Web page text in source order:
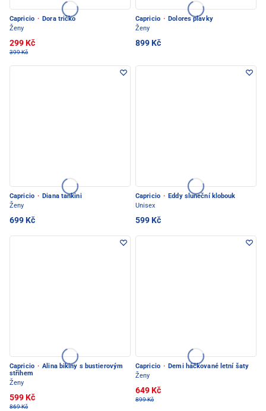
Capricio · Dora tričko
Ženy
299 Kč
399 Kč
Capricio · Dolores plavky
Ženy
899 Kč
Capricio · Diana tankini
Ženy
699 Kč
Capricio · Eddy sluneční klobouk
Unisex
599 Kč
Capricio · Alina bikiny s bustierovým
střihem
Ženy
599 Kč
869 Kč
Capricio · Demi háčkované letní šaty
Ženy
649 Kč
899 Kč